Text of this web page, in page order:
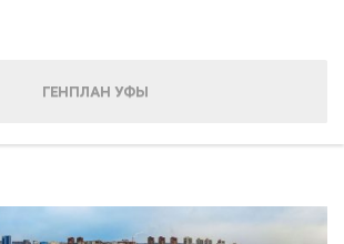
ГЕНПЛАН УФЫ